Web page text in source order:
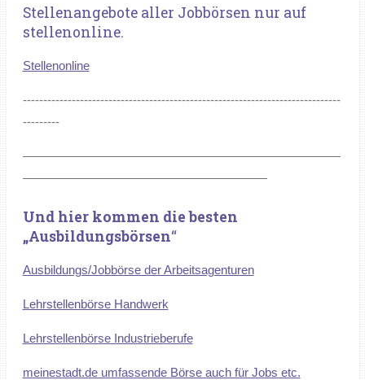
Stellenangebote aller Jobbörsen nur auf
stellenonline.
Stellenonline
------------------------------------------------------------------------------
---------
——————————————————————————
————————————————————
Und hier kommen die besten
„Ausbildungsbörsen“
Ausbildungs/Jobbörse der Arbeitsagenturen
Lehrstellenbörse Handwerk
Lehrstellenbörse Industrieberufe
meinestadt.de umfassende Börse auch für Jobs etc.